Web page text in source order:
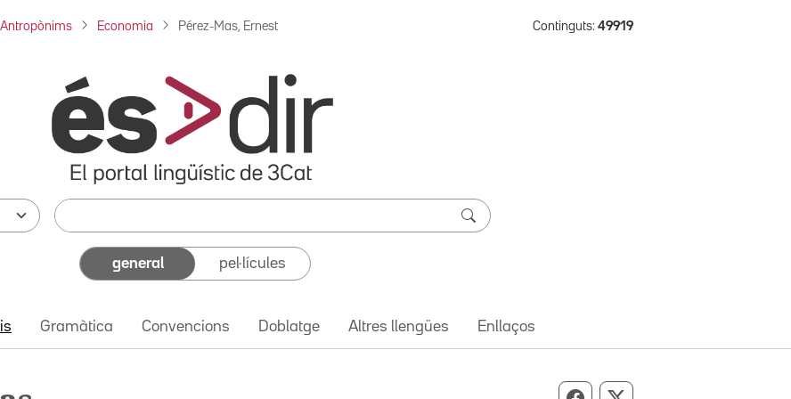
Antropònims Economia Pérez-Mas, Ernest Continguts: 49919
general pel·lícules
Gramàtica Convencions Doblatge Altres llengües Enllaços